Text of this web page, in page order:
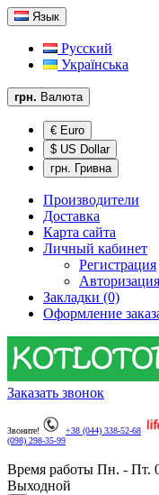
Язык
Русский
Українська
грн. Валюта
€ Euro
$ US Dollar
грн. Гривна
Производители
Доставка
Карта сайта
Личный кабинет
Регистрация
Авторизация
Закладки (0)
Оформление
Заказать звонок
Звоните! +38 (044) 338-52-68
(098) 298-35-99
Время работы Пн. - Пт.
Выходной